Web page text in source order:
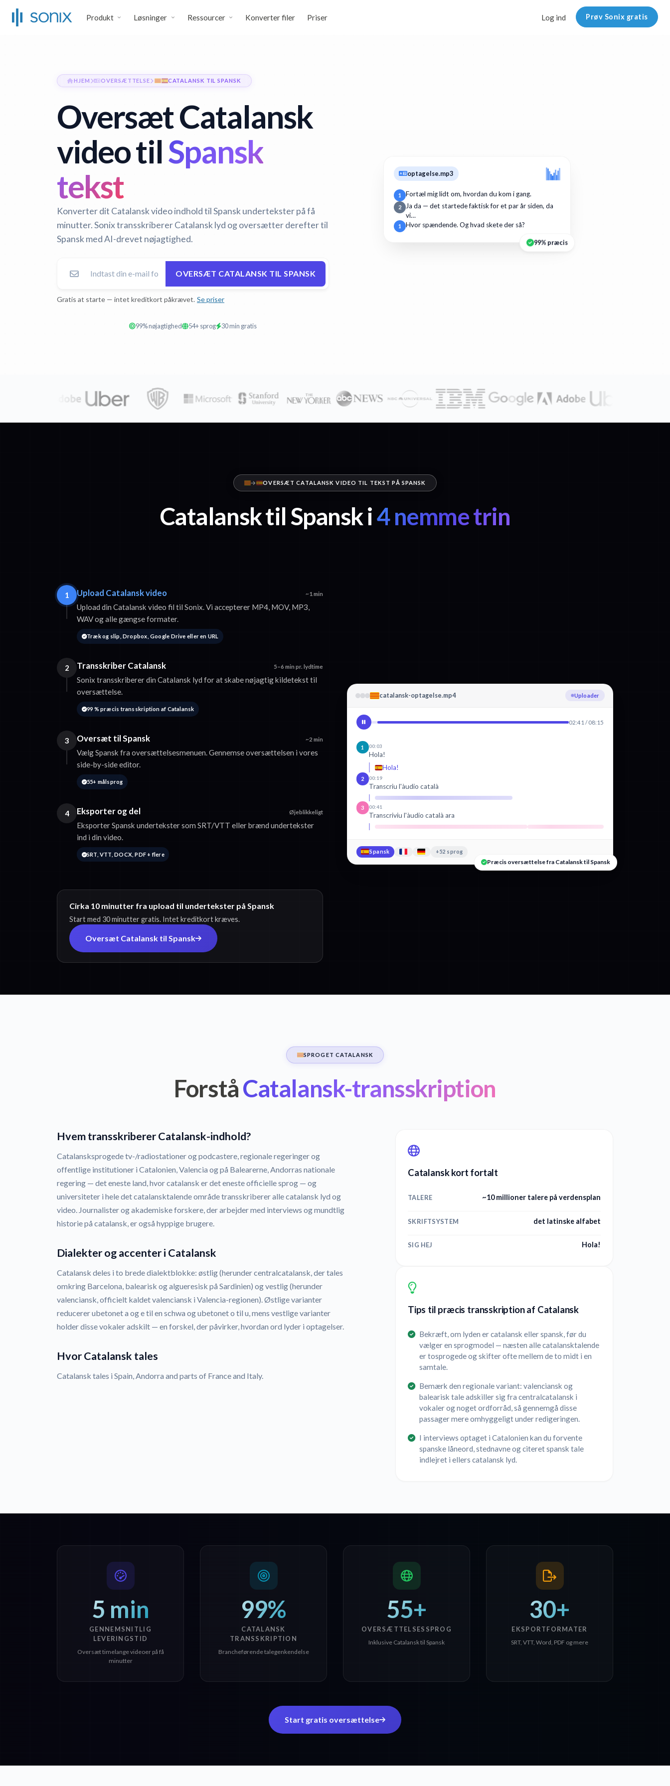
Produkt Løsninger Ressourcer Konverter filer Priser Log ind Prøv Sonix gratis
HJEM OVERSÆTTELSE CATALANSK TIL SPANSK
Oversæt Catalansk
video tilSpansk
tekst
Konverter dit Catalansk video indhold til Spansk undertekster på få
minutter. Sonix transskriberer Catalansk lyd og oversætter derefter til
Spansk med AI-drevet nøjagtighed.
OVERSÆT CATALANSK TIL SPANSK
Gratis at starte — intet kreditkort påkrævet. Se priser
99% nøjagtighed 54+ sprog 30 min gratis
optagelse.mp3
1 Fortæl mig lidt om, hvordan du kom i gang.
2
Ja da — det startede faktisk for et par år siden, da
vi…
1 Hvor spændende. Og hvad skete der så?
99% præcis
OVERSÆT CATALANSK VIDEO TIL TEKST PÅ SPANSK
Catalansk til Spansk i4 nemme trin
1 Upload Catalansk video ~1 min
Upload din Catalansk video fil til Sonix. Vi accepterer MP4, MOV, MP3,
WAV og alle gængse formater.
Træk og slip, Dropbox, Google Drive eller en URL
2 Transskriber Catalansk 5–6 min pr. lydtime
Sonix transskriberer din Catalansk lyd for at skabe nøjagtig kildetekst til
oversættelse.
99 % præcis transskription af Catalansk
3 Oversæt til Spansk ~2 min
Vælg Spansk fra oversættelsesmenuen. Gennemse oversættelsen i vores
side-by-side editor.
55+ målsprog
4 Eksporter og del Øjeblikkeligt
Eksporter Spansk undertekster som SRT/VTT eller brænd undertekster
ind i din video.
SRT, VTT, DOCX, PDF + flere
Cirka 10 minutter fra upload til undertekster på Spansk
Start med 30 minutter gratis. Intet kreditkort kræves.
Oversæt Catalansk til Spansk
catalansk-optagelse.mp4 Transskriberer Catalansk
02:41 / 08:15
1 00:03
Hola!
Hola!
2 00:19
Transcriu l'àudio català
3 00:41
Transcriviu l'àudio català ara
Spansk +52 sprog
Præcis oversættelse fra Catalansk til Spansk
SPROGET CATALANSK
ForståCatalansk-transskription
Hvem transskriberer Catalansk-indhold?
Catalansksprogede tv-/radiostationer og podcastere, regionale regeringer og
offentlige institutioner i Catalonien, Valencia og på Balearerne, Andorras nationale
regering — det eneste land, hvor catalansk er det eneste officielle sprog — og
universiteter i hele det catalansktalende område transskriberer alle catalansk lyd og
video. Journalister og akademiske forskere, der arbejder med interviews og mundtlig
historie på catalansk, er også hyppige brugere.
Dialekter og accenter i Catalansk
Catalansk deles i to brede dialektblokke: østlig (herunder centralcatalansk, der tales
omkring Barcelona, balearisk og algueresisk på Sardinien) og vestlig (herunder
valenciansk, officielt kaldet valenciansk i Valencia-regionen). Østlige varianter
reducerer ubetonet a og e til en schwa og ubetonet o til u, mens vestlige varianter
holder disse vokaler adskilt — en forskel, der påvirker, hvordan ord lyder i optagelser.
Hvor Catalansk tales
Catalansk tales i Spain, Andorra and parts of France and Italy.
Catalansk kort fortalt
TALERE ~10 millioner talere på verdensplan
SKRIFTSYSTEM det latinske alfabet
SIG HEJ Hola!
Tips til præcis transskription af Catalansk
Bekræft, om lyden er catalansk eller spansk, før du
vælger en sprogmodel — næsten alle catalansktalende
er tosprogede og skifter ofte mellem de to midt i en
samtale.
Bemærk den regionale variant: valenciansk og
balearisk tale adskiller sig fra centralcatalansk i
vokaler og noget ordforråd, så gennemgå disse
passager mere omhyggeligt under redigeringen.
I interviews optaget i Catalonien kan du forvente
spanske låneord, stednavne og citeret spansk tale
indlejret i ellers catalansk lyd.
5 min
GENNEMSNITLIG
LEVERINGSTID
Oversæt timelange videoer på få
minutter
99%
CATALANSK
TRANSSKRIPTION
Brancheførende talegenkendelse
55+
OVERSÆTTELSESSPROG
Inklusive Catalansk til Spansk
30+
EKSPORTFORMATER
SRT, VTT, Word, PDF og mere
Start gratis oversættelse